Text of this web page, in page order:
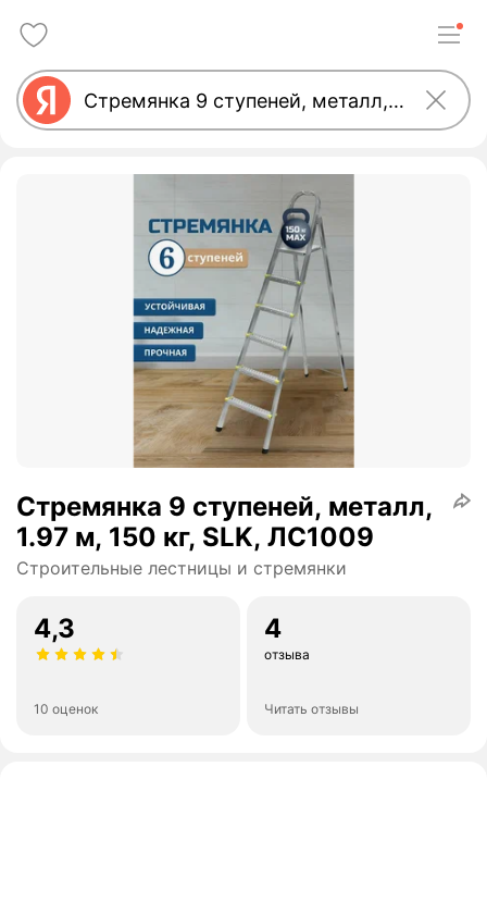
Стремянка 9 ступеней, металл,
1.97 м, 150 кг, SLK, ЛС1009
Строительные лестницы и стремянки
4,3
10 оценок
4
отзыва
Читать отзывы